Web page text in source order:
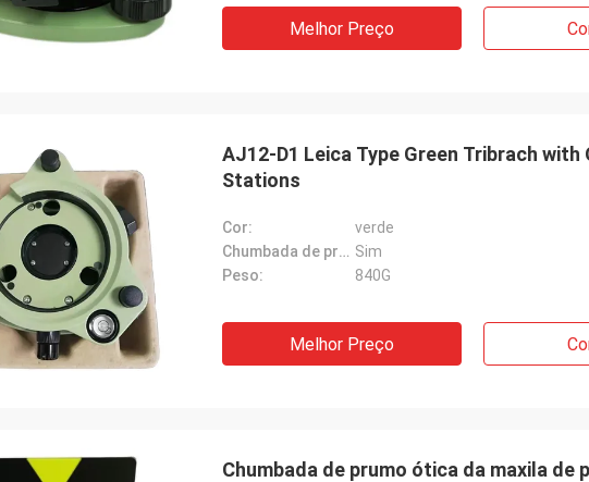
Melhor Preço
AJ12-D1 Leica Type Green Tribrach
Stations
Cor:
verde
Chumbada de prumo ótica: Sim
Peso:
840G
Melhor Preço
Chumbada de prumo ótica da maxila